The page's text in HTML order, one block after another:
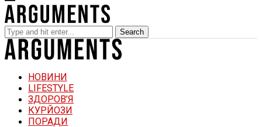
Search
НОВИНИ
LIFESTYLE
ЗДОРОВ’Я
КУРЙОЗИ
ПОРАДИ